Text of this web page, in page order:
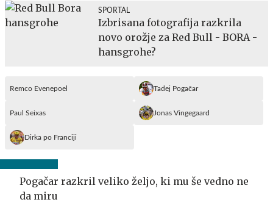
SPORTAL
Izbrisana fotografija razkrila
novo orožje za Red Bull - BORA -
hansgrohe?
Remco Evenepoel Tadej Pogačar
Paul Seixas Jonas Vingegaard
Dirka po Franciji
Pogačar razkril veliko željo, ki mu še vedno ne
da miru